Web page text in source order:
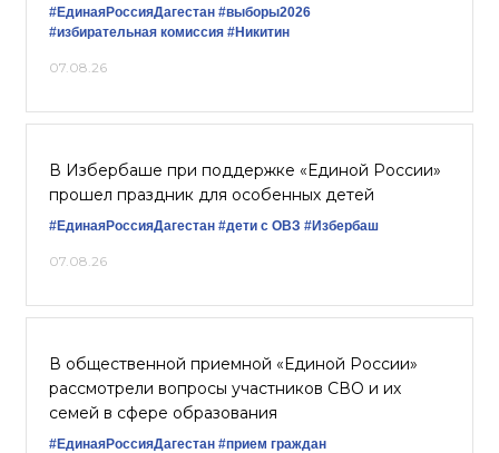
#ЕдинаяРоссияДагестан #выборы2026
#избирательная комиссия #Никитин
07.08.26
В Избербаше при поддержке «Единой России»
прошел праздник для особенных детей
#ЕдинаяРоссияДагестан #дети с ОВЗ #Избербаш
07.08.26
В общественной приемной «Единой России»
рассмотрели вопросы участников СВО и их
семей в сфере образования
#ЕдинаяРоссияДагестан #прием граждан